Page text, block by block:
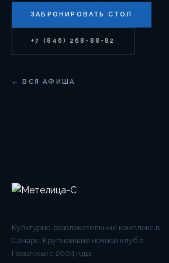
ЗАБРОНИРОВАТЬ СТОЛ
+7 (846) 268-88-82
← ВСЯ АФИША
Культурно-развлекательный комплекс в
Самаре. Крупнейший ночной клуб в
Поволжье с 2004 года.